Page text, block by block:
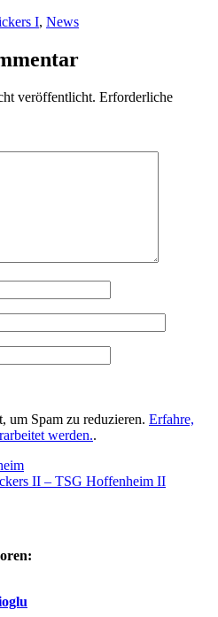
I, News
veröffentlicht. Erforderliche
um Spam zu reduzieren. Erfahre,
werden..
II – TSG Hoffenheim II